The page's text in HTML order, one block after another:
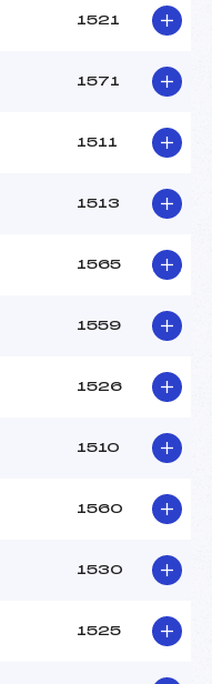
1521
1571
1511
1513
1565
1559
1526
1510
1560
1530
1525